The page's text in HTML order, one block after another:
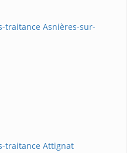
traitance Asnières-sur-
traitance Attignat